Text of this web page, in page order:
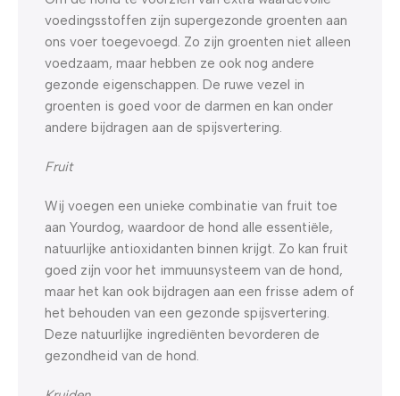
voedingsstoffen zijn supergezonde groenten aan
ons voer toegevoegd. Zo zijn groenten niet alleen
voedzaam, maar hebben ze ook nog andere
gezonde eigenschappen. De ruwe vezel in
groenten is goed voor de darmen en kan onder
andere bijdragen aan de spijsvertering.
Fruit
Wij voegen een unieke combinatie van fruit toe
aan Yourdog, waardoor de hond alle essentiële,
natuurlijke antioxidanten binnen krijgt. Zo kan fruit
goed zijn voor het immuunsysteem van de hond,
maar het kan ook bijdragen aan een frisse adem of
het behouden van een gezonde spijsvertering.
Deze natuurlijke ingrediënten bevorderen de
gezondheid van de hond.